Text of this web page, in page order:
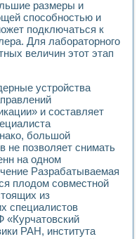
размеры и
способностью и
подключаться к
Для лабораторного
величин этот этап
устройства
и составляет
большой
не позволяет снимать
на одном
Разрабатываемая
плодом совместной
из
специалистов
«Курчатовский
РАН, института